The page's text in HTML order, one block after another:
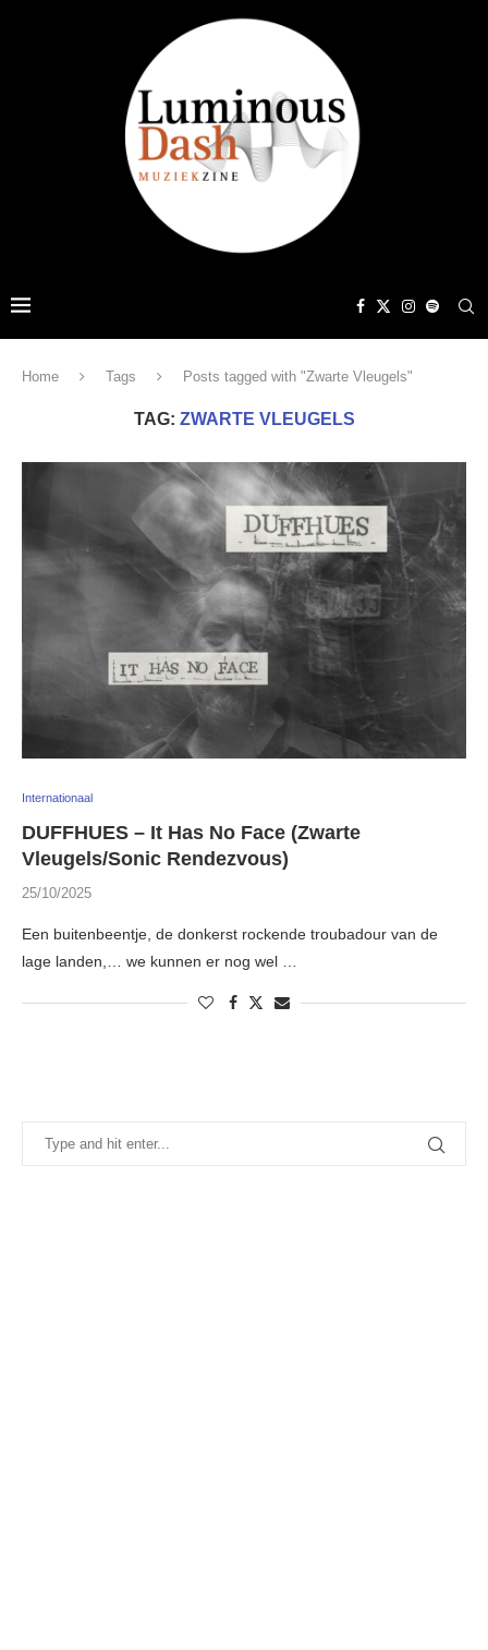
Home Tags Posts tagged with "Zwarte Vleugels"
TAG: ZWARTE VLEUGELS
Internationaal
DUFFHUES – It Has No Face (Zwarte
Vleugels/Sonic Rendezvous)
25/10/2025
Een buitenbeentje, de donkerst rockende troubadour van de
lage landen,… we kunnen er nog wel …